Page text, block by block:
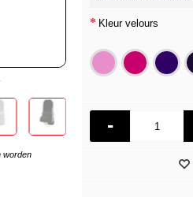
worden
Kleur velours
-